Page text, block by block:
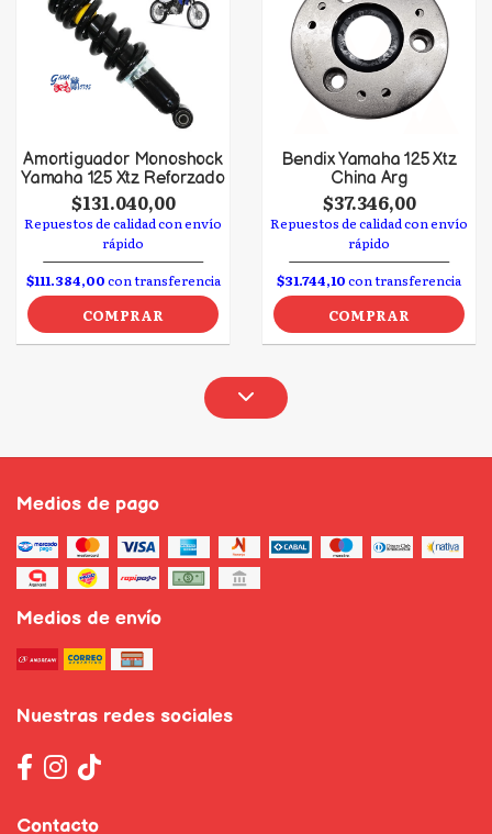
Amortiguador Monoshock
Yamaha 125 Xtz Reforzado
$131.040,00
Repuestos de calidad con envío
rápido
$111.384,00con transferencia
COMPRAR
Bendix Yamaha 125 Xtz
China Arg
$37.346,00
Repuestos de calidad con envío
rápido
$31.744,10con transferencia
COMPRAR
Medios de pago
Medios de envío
Nuestras redes sociales
Contacto